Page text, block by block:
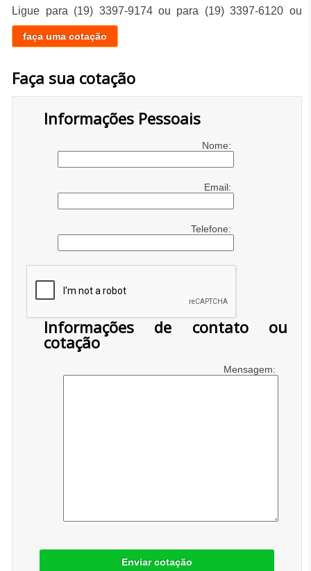
Ligue para (19) 3397-9174ou para (19) 3397-6120 ou
faça uma cotação
Faça sua cotação
Informações Pessoais
Nome:
Email:
Telefone:
Informações de contato ou
cotação
Mensagem:
Enviar cotação